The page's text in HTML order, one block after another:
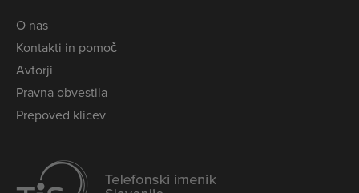
O nas
Kontakti in pomoč
Avtorji
Pravna obvestila
Prepoved klicev